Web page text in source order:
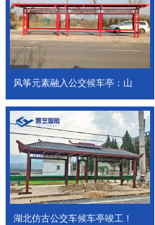
风筝元素融入公交候车亭：山
湖北仿古公交车候车亭竣工！